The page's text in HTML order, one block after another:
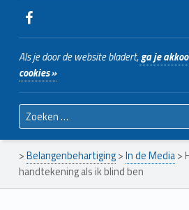
WebMan on Facebook
Als je door de website bladert,ga je
cookies »
Zoeken naar:
>Belangenbehartiging>In de Media>
handtekening als ik blind ben